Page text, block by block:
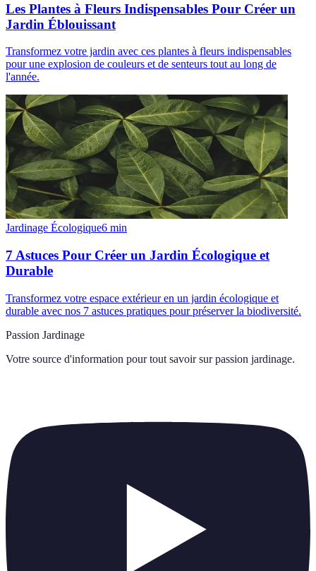
Les Plantes à Fleurs Indispensables Pour Créer un
Jardin Éblouissant
Transformez votre jardin avec ces plantes à fleurs indispensables
pour une explosion de couleurs et de senteurs tout au long de
l'année.
Jardinage Écologique6 min
7 Astuces Pour Créer un Jardin Écologique et
Durable
Transformez votre espace extérieur en un jardin écologique et
durable avec nos 7 astuces pratiques pour préserver la biodiversité.
Passion Jardinage
Votre source d'information pour tout savoir sur passion jardinage.